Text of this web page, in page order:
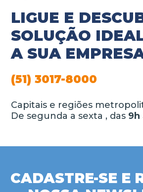
LIGUE E
SOLUÇÃO
A SUA
(51) 3017-8000
Capitais e regiões
De segunda a sexta , das 9h
CADASTRE-SE E